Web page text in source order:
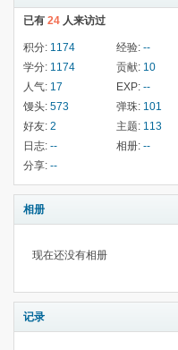
已有 24 人来访过
积分: 1174 经验: --
学分: 1174 贡献: 10
人气: 17 EXP: --
馒头: 573 弹珠: 101
好友: 2 主题: 113
日志: -- 相册: --
分享: --
相册
现在还没有相册
记录